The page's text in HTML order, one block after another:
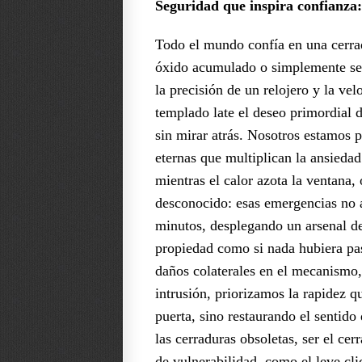
Seguridad que inspira
Todo el mundo confía en una
óxido acumulado o simplemente
la precisión de un relojero y la
templado late el deseo primordial
sin mirar atrás. Nosotros estamos
eternas que multiplican la
mientras el calor azota la
desconocido: esas emergencias
minutos, desplegando un arsenal
propiedad como si nada hubiera
daños colaterales en el
intrusión, priorizamos la rapidez
puerta, sino restaurando el
las cerraduras obsoletas, ser el